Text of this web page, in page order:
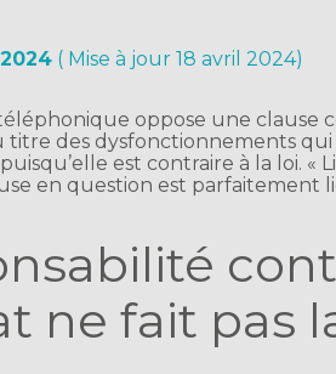
2024 ( Mise à jour 18 avril 2024)
oppose une clause
titre des dysfonctionnements
est contraire à la loi.
en question est parfaitement
ne fait pas